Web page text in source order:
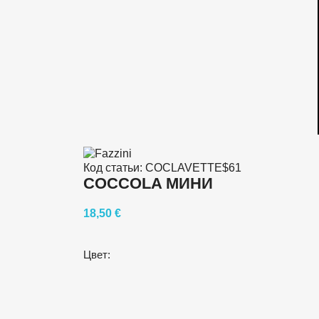
Код статьи: COCLAVETTE$61
COCCOLA МИНИ
18,50 €
Цвет: